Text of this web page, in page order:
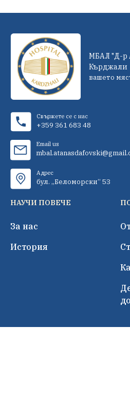
МБАЛ "Д-р
Кърджали
вашето
Свържете се с нас
+359 361 683 48
Email us
Адрес
бул. „Беломорски“ 53
НАУЧИ ПОВЕЧЕ
За нас
История